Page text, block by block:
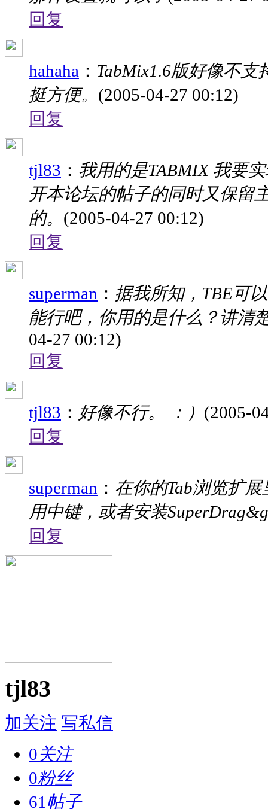
回复
hahaha ： TabMix1.6版好像不
挺方便。 (2005-04-27 00:12)
回复
tjl83 ： 我用的是TABMIX 我要
开本论坛的帖子的同时又保留
的。 (2005-04-27 00:12)
回复
superman ： 据我所知，TBE可
能行吧，你用的是什么？讲清
04-27 00:12)
回复
tjl83 ： 好像不行。 ：） (2005-
回复
superman ： 在你的Tab浏览扩
用中键，或者安装
回复
tjl83
加关注 写私信
0关注
0粉丝
61 帖子